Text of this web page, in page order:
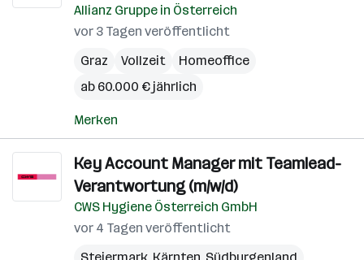
Allianz Gruppe in Österreich
vor 3 Tagen veröffentlicht
Graz
Vollzeit
Homeoffice
ab 60.000 € jährlich
Merken
Key Account Manager mit Teamlead-
Verantwortung (m/w/d)
CWS Hygiene Österreich GmbH
vor 4 Tagen veröffentlicht